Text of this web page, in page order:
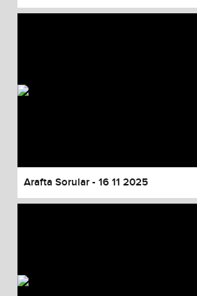
Arafta Sorular - 16 11 2025